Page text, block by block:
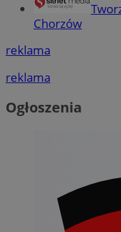
Chorzów
reklama
reklama
Ogłoszenia